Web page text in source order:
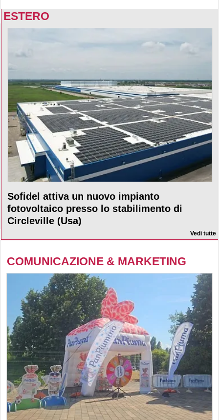
ESTERO
Sofidel attiva un nuovo impianto
fotovoltaico presso lo stabilimento di
Circleville (Usa)
Vedi tutte
COMUNICAZIONE & MARKETING